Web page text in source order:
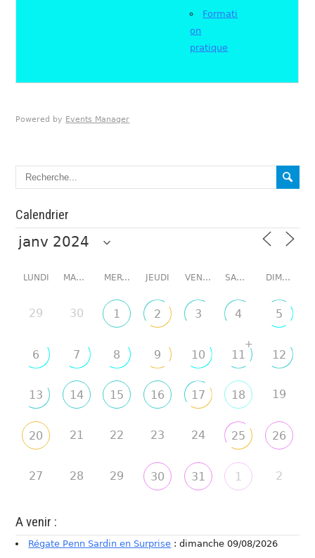
Formati
on
pratique
Powered by Events Manager
Calendrier
LUNDI MARDI MERCREDI JEUDI VENDREDI SAMEDI DIMANCHE
29 30 1 2 3 4 5
6 7 8 9 10 11
+
12
13 14 15 16 17 18 19
20 21 22 23 24 25 26
27 28 29 30 31 1 2
A venir :
Régate Penn Sardin en Surprise : dimanche 09/08/2026